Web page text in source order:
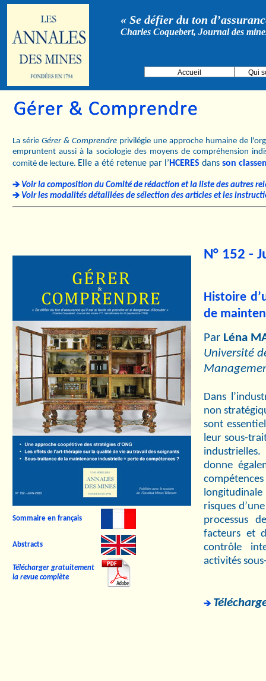
« Se défier du ton
Charles Coquebert, Journal des
Accueil Qui
La série Gérer & Comprendre privilégie une approche humaine de
empruntent aussi à la sociologie des moyens de compréhension
comité de lecture. Elle a été retenue par l’ HCERES dans son
Voir la composition du Comité de rédaction et la liste des autres
Voir les modalités détaillées de sélection des articles et les
Sommaire en français
Abstracts
Télécharger gratuitement
la revue complète
N° 152 -
Histoire
de
Par Léna
Université
Dans
non
sont
leur sous-
donne
risques
processus
facteurs et
contrôle
activités